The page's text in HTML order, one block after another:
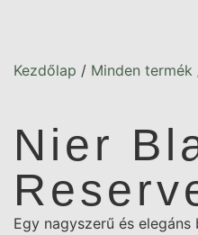
Kezdőlap / Minden termék
Nier
Egy nagyszerű és